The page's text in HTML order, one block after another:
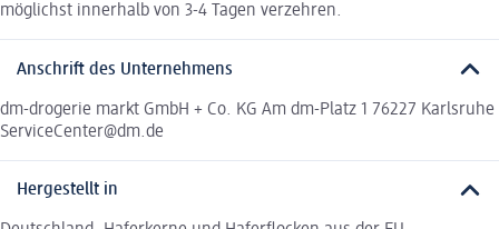
möglichst innerhalb von 3-4 Tagen verzehren.
Anschrift des Unternehmens
dm-drogerie markt GmbH + Co. KG Am dm-Platz 1 76227 Karlsruhe
ServiceCenter@dm.de
Hergestellt in